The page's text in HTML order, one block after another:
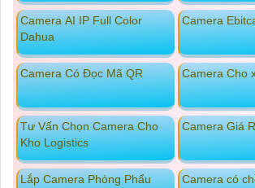
Camera AI IP Full Color
Dahua
Camera
Camera Có Đọc Mã QR Camera Cho
Tư Vấn Chọn Camera Cho
Kho Logistics
Camera Giá
Lắp Camera Phòng Phẩu
Camera có